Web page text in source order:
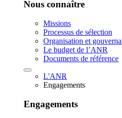
Nous connaître
Missions
Processus de sélection
Organisation et
Le budget de l’ANR
Documents de référence
L'ANR
Engagements
Engagements